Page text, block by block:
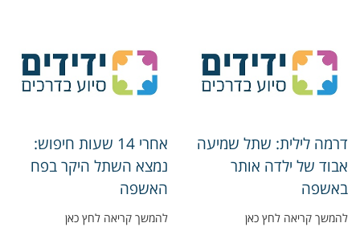
דרמה לילית: שתל שמיעה
אבוד של ילדה אותר
באשפה
להמשך קריאה לחץ כאן
אחרי 14 שעות חיפוש:
נמצא השתל היקר בפח
האשפה
להמשך קריאה לחץ כאן